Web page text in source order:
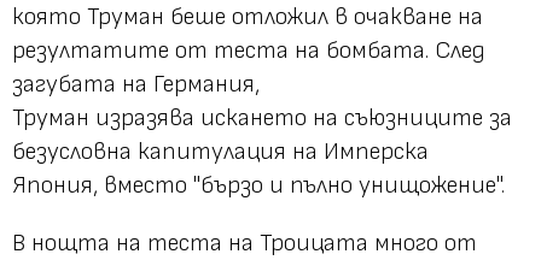
която Труман беше отложил в очакване на
резултатите от теста на бомбата. След
загубата на Германия,
Труман изразява искането на съюзниците за
безусловна капитулация на Имперска
Япония, вместо "бързо и пълно унищожение".
В нощта на теста на Троицата много от